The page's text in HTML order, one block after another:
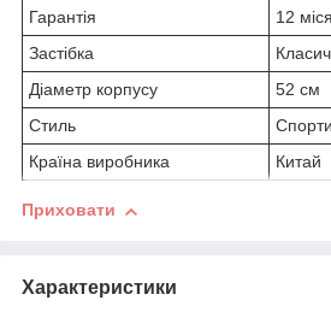
Гарантія
12
Застібка
Діаметр корпусу
52 см
Стиль
Країна виробника
Китай
Приховати
Характеристики